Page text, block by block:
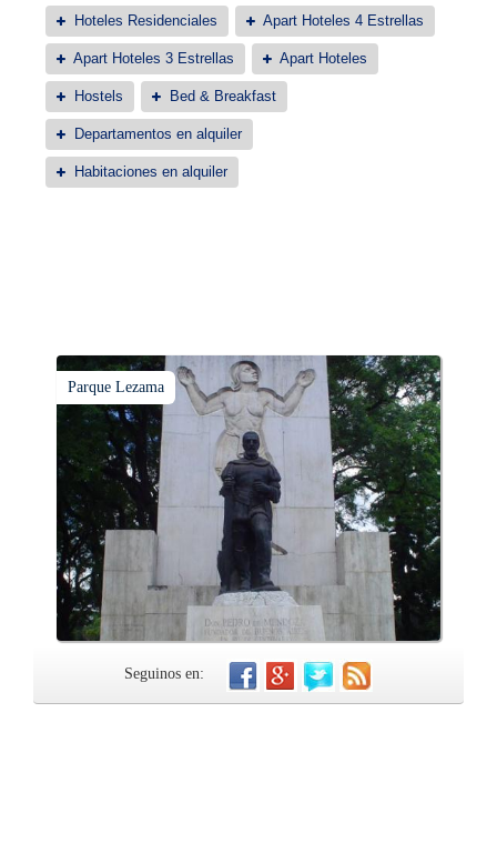
Hoteles Residenciales Apart Hoteles 4 Estrellas
Apart Hoteles 3 Estrellas Apart Hoteles
Hostels Bed & Breakfast
Departamentos en alquiler
Habitaciones en alquiler
Parque Lezama
Seguinos en: